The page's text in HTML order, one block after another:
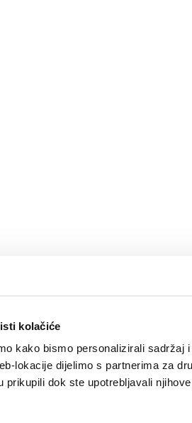
kolačiće
kako bismo personalizirali
lokacije dijelimo s partnerima za
prikupili dok ste upotrebljavali